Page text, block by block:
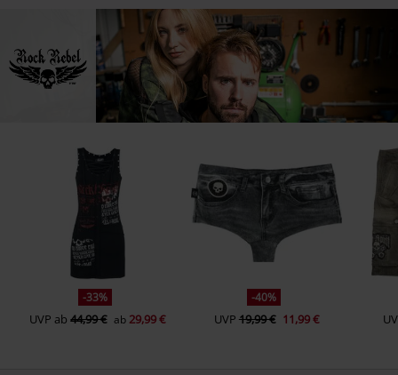
-33%
UVP ab44,99 € ab 29,99 €
-40%
UVP 19,99 € 11,99 €